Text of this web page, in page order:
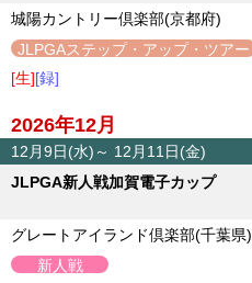
城陽カントリー倶楽部(京都府)
JLPGAステップ・アップ・ツアー
[生][録]
2026年12月
12月9日(水)～ 12月11日(金)
JLPGA新人戦加賀電子カップ
グレートアイランド倶楽部(千葉県)
新人戦